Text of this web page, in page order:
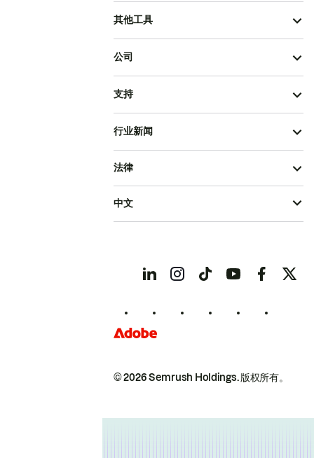
其他工具
公司
支持
行业新闻
© 2026 Semrush Holdings.版权所有。
法律
中文